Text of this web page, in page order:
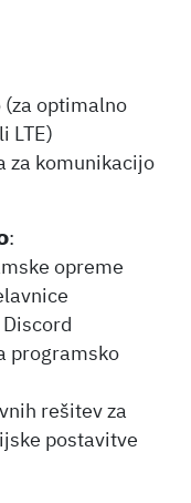
(za optimalno
LTE)
za komunikacijo
opreme
programsko
rešitev za
postavitve